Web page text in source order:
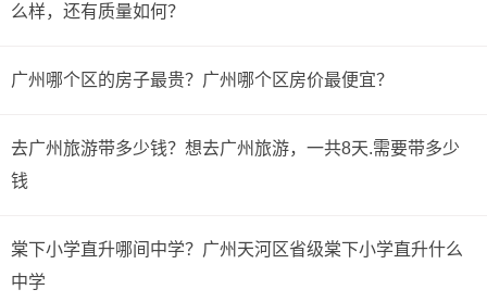
么样，还有质量如何？
广州哪个区的房子最贵？广州哪个区房价最便宜？
去广州旅游带多少钱？想去广州旅游，一共8天.需要带多少
钱
棠下小学直升哪间中学？广州天河区省级棠下小学直升什么
中学